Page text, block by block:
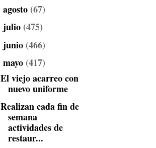
agosto (67)
julio (475)
junio (466)
mayo (417)
El viejo acarreo con
nuevo uniforme
Realizan cada fin de
semana
actividades de
restaur...